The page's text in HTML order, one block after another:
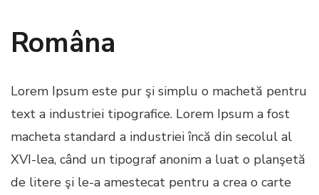
Româna
Lorem Ipsum este pur şi simplu o machetă pentru
text a industriei tipografice. Lorem Ipsum a fost
macheta standard a industriei încă din secolul al
XVI-lea, când un tipograf anonim a luat o planşetă
de litere şi le-a amestecat pentru a crea o carte